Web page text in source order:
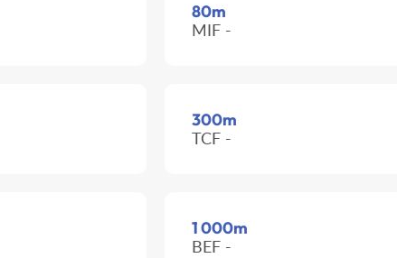
80m
MIF -
300m
TCF -
1 000m
BEF -